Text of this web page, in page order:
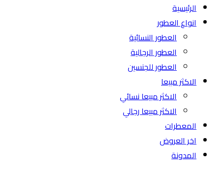
الرئيسية
انواع العطور
العطور النسائية
العطور الرجالية
العطور للجنسين
الاكثر مبيعا
الاكثر مبيعا نسائي
الاكثر مبيعا رجالي
المعطرات
اخر العروض
المدونة